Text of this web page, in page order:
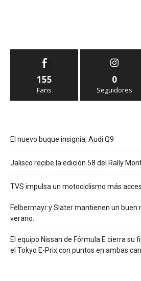
155
Fans
0
Seguidores
El nuevo buque insignia, Audi Q9
Jalisco recibe la edición 58 del Rally
TVS impulsa un motociclismo más
Felbermayr y Slater mantienen un buen
verano.
El equipo Nissan de Fórmula E cierra su
el Tokyo E-Prix con puntos en ambas